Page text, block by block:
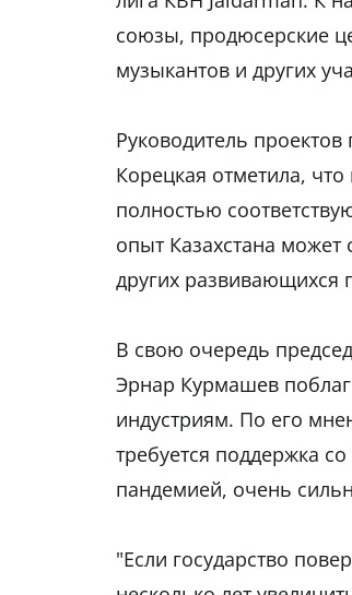
союзы, продюсерские
музыкантов и других
Руководитель
Корецкая отметила,
полностью
опыт Казахстана
других развивающихся
В свою очередь
Эрнар Курмашев
индустриям. По его
требуется поддержка
пандемией, очень
"Если государство